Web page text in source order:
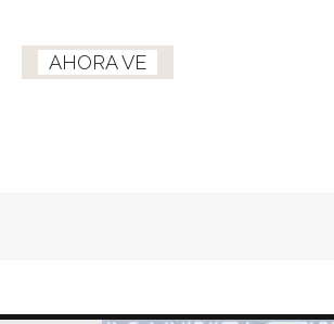
AHORA VE